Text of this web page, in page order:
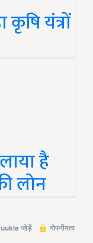
यंत्रों
है
लोन